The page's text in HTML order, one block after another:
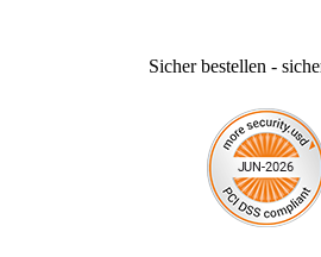
Sicher bestellen -